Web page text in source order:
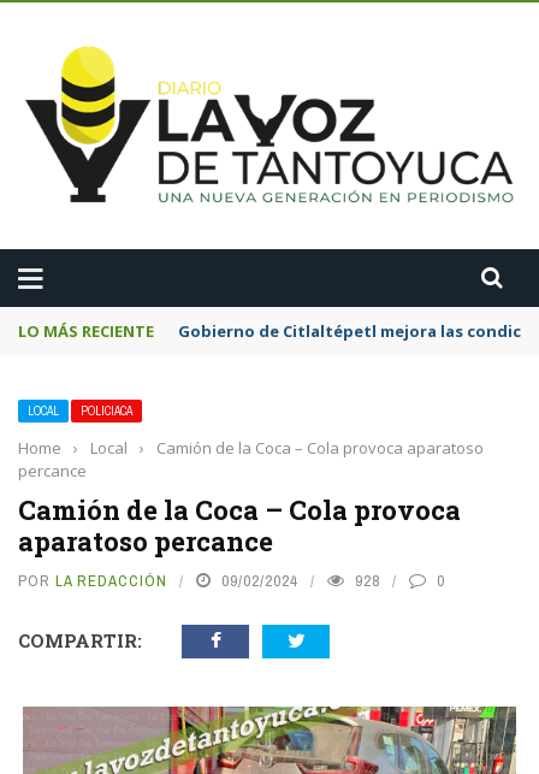
LO MÁS RECIENTE Gobierno de Citlaltépetl mejora las
LOCAL POLICIACA
Home › Local ›
Camión de la Coca – Cola provoca aparatoso
percance
Camión de la Coca – Cola provoca
aparatoso percance
POR LA REDACCIÓN 09/02/2024 928 0
COMPARTIR: